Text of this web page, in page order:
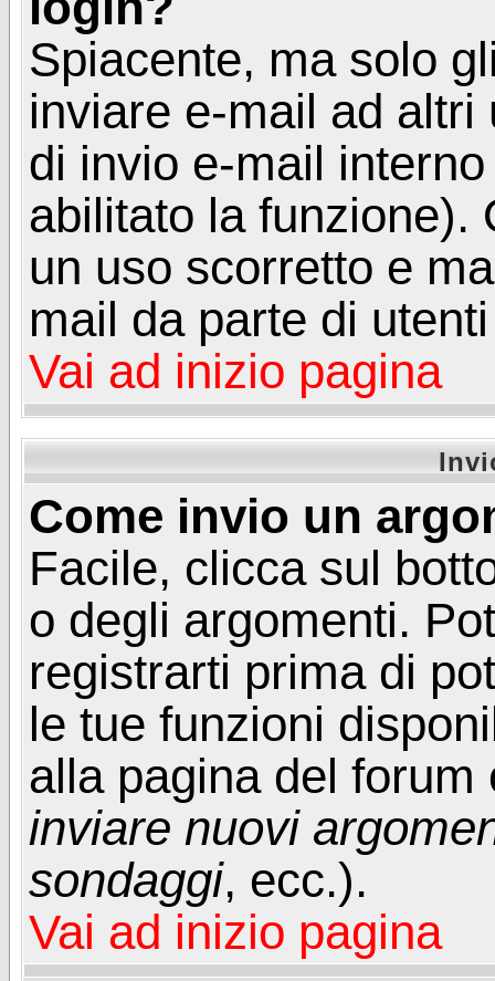
Spiacente, ma solo
inviare e-mail ad
di invio e-mail
abilitato la funzione).
un uso scorretto e
mail da parte di
Vai ad inizio pagina
Come invio un
Facile, clicca sul
o degli argomenti.
registrarti prima di
le tue funzioni
alla pagina del
inviare nuovi
sondaggi, ecc.).
Vai ad inizio pagina